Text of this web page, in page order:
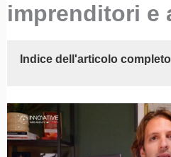
imprenditori e
Indice dell'articolo completo